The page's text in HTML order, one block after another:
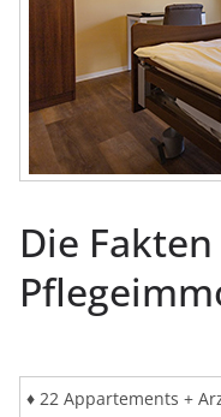
Die
♦ 22 Appartements +